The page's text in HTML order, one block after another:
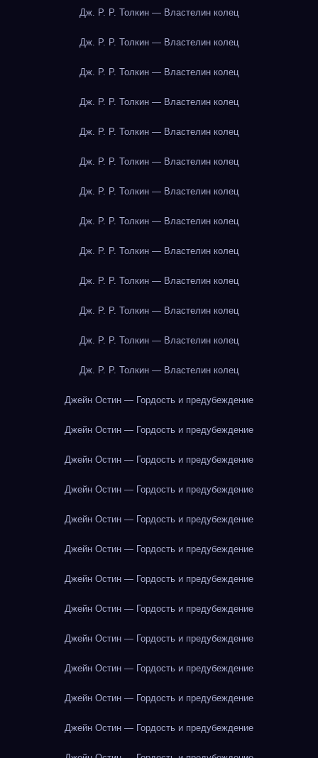
Дж. Р. Р. Толкин — Властелин колец
Дж. Р. Р. Толкин — Властелин колец
Дж. Р. Р. Толкин — Властелин колец
Дж. Р. Р. Толкин — Властелин колец
Дж. Р. Р. Толкин — Властелин колец
Дж. Р. Р. Толкин — Властелин колец
Дж. Р. Р. Толкин — Властелин колец
Дж. Р. Р. Толкин — Властелин колец
Дж. Р. Р. Толкин — Властелин колец
Дж. Р. Р. Толкин — Властелин колец
Дж. Р. Р. Толкин — Властелин колец
Дж. Р. Р. Толкин — Властелин колец
Дж. Р. Р. Толкин — Властелин колец
Джейн Остин — Гордость и предубеждение
Джейн Остин — Гордость и предубеждение
Джейн Остин — Гордость и предубеждение
Джейн Остин — Гордость и предубеждение
Джейн Остин — Гордость и предубеждение
Джейн Остин — Гордость и предубеждение
Джейн Остин — Гордость и предубеждение
Джейн Остин — Гордость и предубеждение
Джейн Остин — Гордость и предубеждение
Джейн Остин — Гордость и предубеждение
Джейн Остин — Гордость и предубеждение
Джейн Остин — Гордость и предубеждение